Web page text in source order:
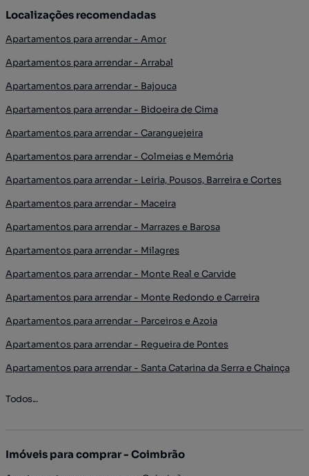
Localizações recomendadas
Apartamentos para arrendar - Amor
Apartamentos para arrendar - Arrabal
Apartamentos para arrendar - Bajouca
Apartamentos para arrendar - Bidoeira de Cima
Apartamentos para arrendar - Caranguejeira
Apartamentos para arrendar - Colmeias e Memória
Apartamentos para arrendar - Leiria, Pousos, Barreira e Cortes
Apartamentos para arrendar - Maceira
Apartamentos para arrendar - Marrazes e Barosa
Apartamentos para arrendar - Milagres
Apartamentos para arrendar - Monte Real e Carvide
Apartamentos para arrendar - Monte Redondo e Carreira
Apartamentos para arrendar - Parceiros e Azoia
Apartamentos para arrendar - Regueira de Pontes
Apartamentos para arrendar - Santa Catarina da Serra e Chainça
Todos...
Imóveis para comprar - Coimbrão